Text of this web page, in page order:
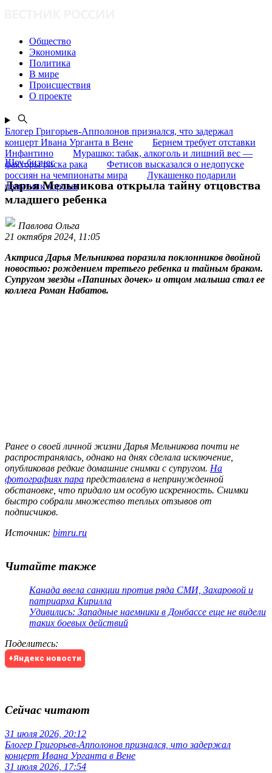
Общество
Экономика
Политика
В мире
Происшествия
О проекте
Блогер Григорьев-Апполонов признался, что задержал
концерт Ивана Урганта в Вене
Бернем требует отставки
Инфантино
Мурашко: табак, алкоголь и лишний вес —
факторы риска рака
Фетисов высказался о недопуске
россиян на чемпионаты мира
Лукашенко подарили
памятник коровы
Шоу-бизнес
Дарья Мельникова открыла тайну отцовства
младшего ребенка
Павлова Ольга
21 октября 2024, 11:05
Актриса Дарья Мельникова поразила поклонников двойной
новостью: рождением третьего ребенка и тайным браком.
Супругом звезды «Папиных дочек» и отцом малыша стал ее
коллега Роман Набатов.
Ранее о своей личной жизни Дарья Мельникова почти не
распространялась, однако на днях сделала исключение,
опубликовав редкие домашние снимки с супругом. На
фотографиях пара представлена в непринужденной
обстановке, что придало им особую искренность. Снимки
быстро собрали множество теплых отзывов от
подписчиков.
Источник: bimru.ru
Читайте также
Канада ввела санкции против ряда СМИ, Захаровой и
патриарха Кирилла
Удивились: Западные наемники в Донбассе еще не видели
таких боевых действий
Поделитесь:
+Яндекс новости
Сейчас читают
31 июля 2026, 20:12
Блогер Григорьев-Апполонов признался, что задержал
концерт Ивана Урганта в Вене
31 июля 2026, 17:54